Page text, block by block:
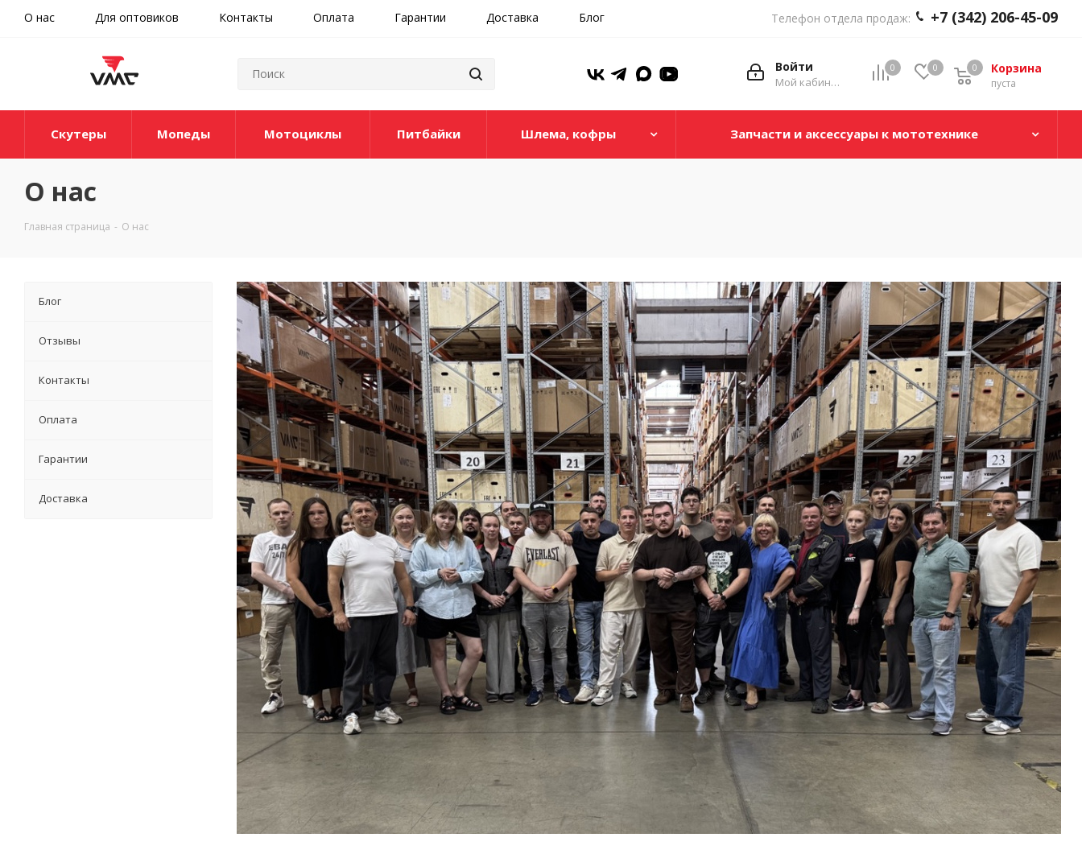
О нас Для оптовиков Контакты Оплата Гарантии Доставка Блог Телефон отдела продаж: +7 (342) 206-45-09
0 0 Корзина
0
пуста
0
Войти
Мой кабинет
Скутеры Мопеды Мотоциклы Питбайки Шлема, кофры Запчасти и аксессуары к мототехнике
О нас
Главная страница - О нас
Блог
Отзывы
Контакты
Оплата
Гарантии
Доставка